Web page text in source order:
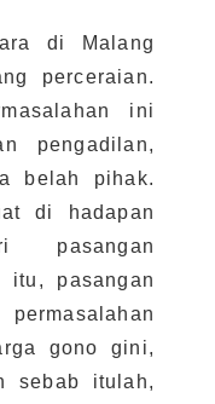
di Malang
perceraian.
ini
pengadilan,
belah pihak.
di hadapan
pasangan
itu, pasangan
gono gini,
sebab itulah,